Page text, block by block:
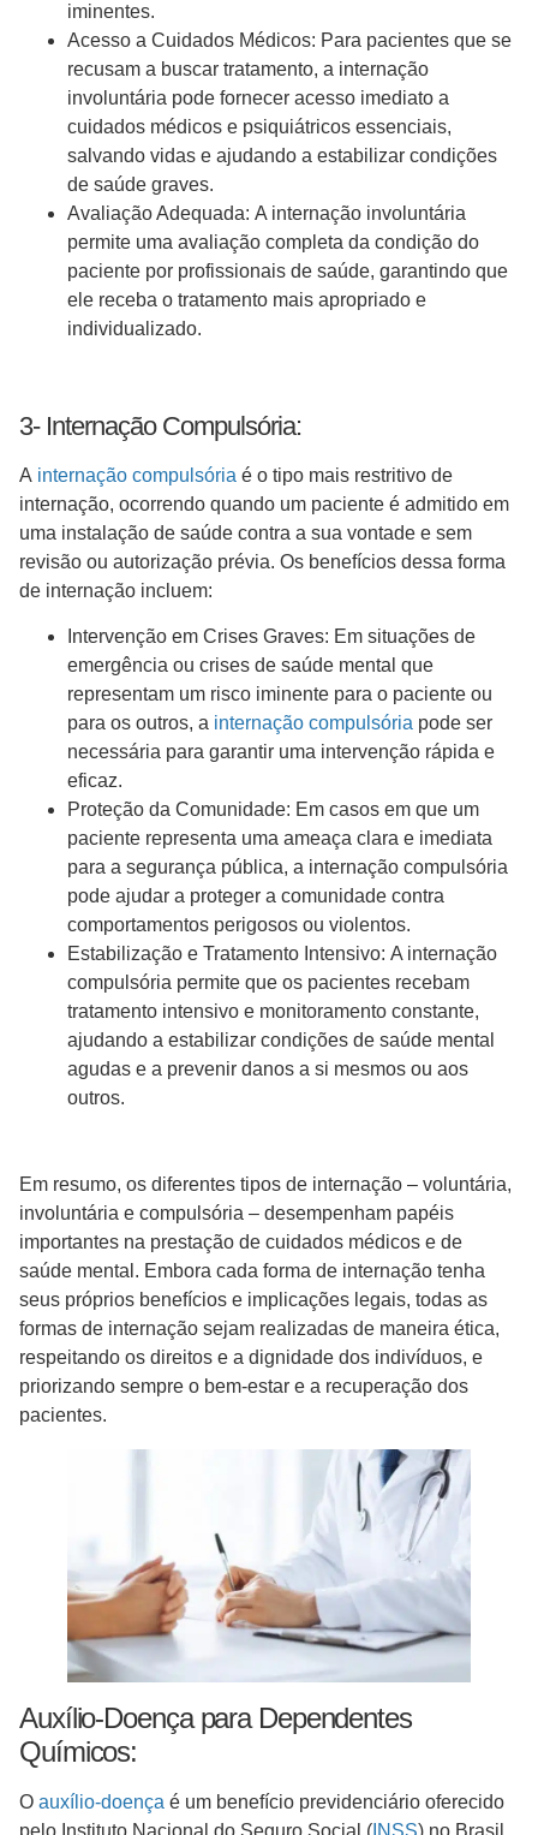
iminentes.
Acesso a Cuidados Médicos: Para pacientes que se
recusam a buscar tratamento, a internação
involuntária pode fornecer acesso imediato a
cuidados médicos e psiquiátricos essenciais,
salvando vidas e ajudando a estabilizar condições
de saúde graves.
Avaliação Adequada: A internação involuntária
permite uma avaliação completa da condição do
paciente por profissionais de saúde, garantindo que
ele receba o tratamento mais apropriado e
individualizado.
3- Internação Compulsória:
A internação compulsória é o tipo mais restritivo de
internação, ocorrendo quando um paciente é admitido em
uma instalação de saúde contra a sua vontade e sem
revisão ou autorização prévia. Os benefícios dessa forma
de internação incluem:
Intervenção em Crises Graves: Em situações de
emergência ou crises de saúde mental que
representam um risco iminente para o paciente ou
para os outros, a internação compulsória pode ser
necessária para garantir uma intervenção rápida e
eficaz.
Proteção da Comunidade: Em casos em que um
paciente representa uma ameaça clara e imediata
para a segurança pública, a internação compulsória
pode ajudar a proteger a comunidade contra
comportamentos perigosos ou violentos.
Estabilização e Tratamento Intensivo: A internação
compulsória permite que os pacientes recebam
tratamento intensivo e monitoramento constante,
ajudando a estabilizar condições de saúde mental
agudas e a prevenir danos a si mesmos ou aos
outros.
Em resumo, os diferentes tipos de internação – voluntária,
involuntária e compulsória – desempenham papéis
importantes na prestação de cuidados médicos e de
saúde mental. Embora cada forma de internação tenha
seus próprios benefícios e implicações legais, todas as
formas de internação sejam realizadas de maneira ética,
respeitando os direitos e a dignidade dos indivíduos, e
priorizando sempre o bem-estar e a recuperação dos
pacientes.
Auxílio-Doença para Dependentes
Químicos:
O auxílio-doença é um benefício previdenciário oferecido